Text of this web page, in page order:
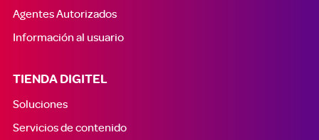
Agentes Autorizados
Información al usuario
TIENDA DIGITEL
Soluciones
Servicios de contenido